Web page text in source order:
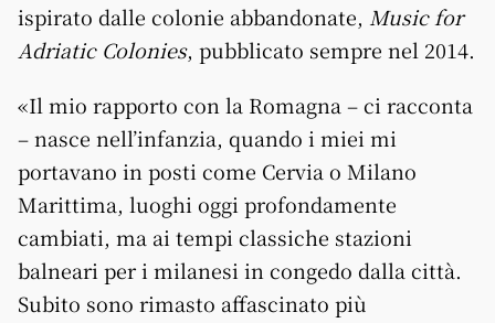
ispirato dalle colonie abbandonate, Music for
Adriatic Colonies, pubblicato sempre nel 2014.
«Il mio rapporto con la Romagna – ci racconta
– nasce nell’infanzia, quando i miei mi
portavano in posti come Cervia o Milano
Marittima, luoghi oggi profondamente
cambiati, ma ai tempi classiche stazioni
balneari per i milanesi in congedo dalla città.
Subito sono rimasto affascinato più